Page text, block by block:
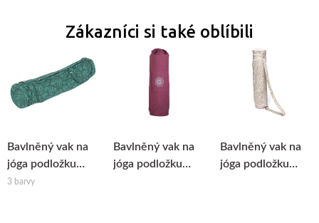
Zákazníci si také oblíbili
Bavlněný vak na
jóga podložku
Bodhi Maharaja
3 barvy
Bavlněný vak na
jóga podložku
Bavlněný vak na
jóga podložku